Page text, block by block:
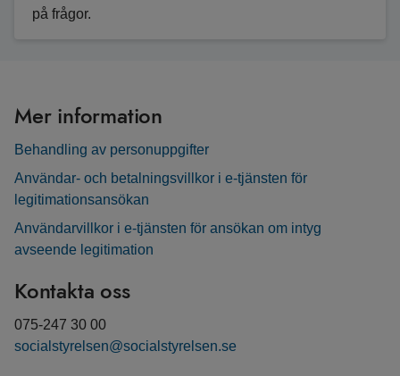
på frågor.
Mer information
Behandling av personuppgifter
Användar- och betalningsvillkor i e-tjänsten för
legitimationsansökan
Användarvillkor i e-tjänsten för ansökan om intyg
avseende legitimation
Kontakta oss
075-247 30 00
socialstyrelsen@socialstyrelsen.se